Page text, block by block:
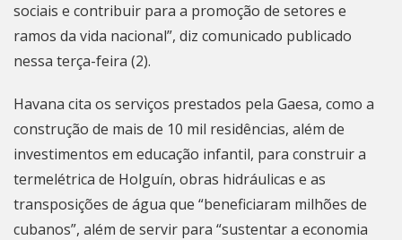
sociais e contribuir para a promoção de setores e
ramos da vida nacional”, diz comunicado publicado
nessa terça-feira (2).
Havana cita os serviços prestados pela Gaesa, como a
construção de mais de 10 mil residências, além de
investimentos em educação infantil, para construir a
termelétrica de Holguín, obras hidráulicas e as
transposições de água que “beneficiaram milhões de
cubanos”, além de servir para “sustentar a economia